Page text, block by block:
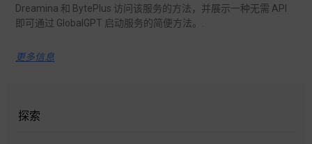
Dreamina 和 BytePlus 访问该服务的方法，并展示一种无需 API
即可通过 GlobalGPT 启动服务的简便方法。.
更多信息
探索